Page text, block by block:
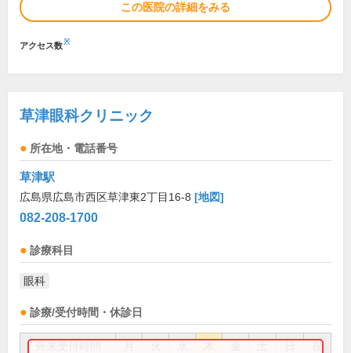
この医院の詳細をみる
アクセス数※
草津眼科クリニック
所在地・電話番号
草津駅
広島県広島市西区草津東2丁目16-8 [地図]
082-208-1700
診療科目
眼科
診療/受付時間・休診日
祝